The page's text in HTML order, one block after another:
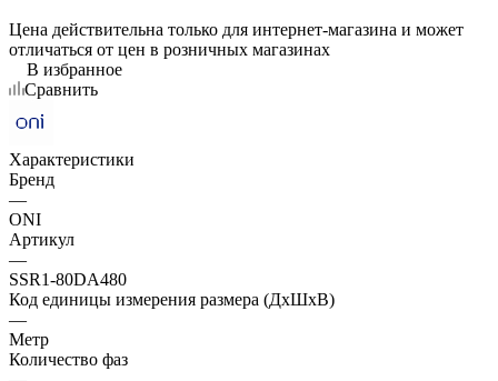
Цена действительна только для интернет-магазина и может
отличаться от цен в розничных магазинах
В избранное
Сравнить
Характеристики
Бренд
—
ONI
Артикул
—
SSR1-80DA480
Код единицы измерения размера (ДхШхВ)
—
Метр
Количество фаз